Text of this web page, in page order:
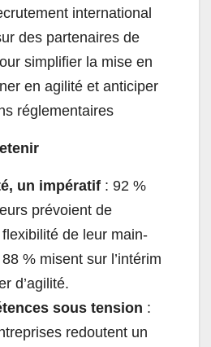
international
des partenaires de
simplifier la mise en
en agilité et anticiper
réglementaires
un impératif : 92 %
prévoient de
de leur main-
% misent sur l’intérim
d’agilité.
sous tension :
redoutent un